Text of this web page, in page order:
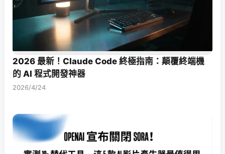
2026 最新！Claude Code 終極指南：顛覆終端機
的 AI 程式開發神器
2026/4/24